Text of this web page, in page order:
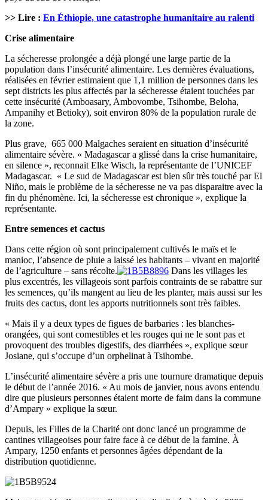
>> Lire : En Éthiopie, une catastrophe humanitaire au ralenti
Crise alimentaire
La sécheresse prolongée a déjà plongé une large partie de la
population dans l’insécurité alimentaire. Les dernières évaluations,
réalisées en février estimaient que 1,1 million de personnes dans les
sept districts les plus affectés par la sécheresse étaient touchées par
cette insécurité (Amboasary, Ambovombe, Tsihombe, Beloha,
Ampanihy et Betioky), soit environ 80% de la population rurale de
la zone.
Plus grave, 665 000 Malgaches seraient en situation d’insécurité
alimentaire sévère. « Madagascar a glissé dans la crise humanitaire,
en silence », reconnait Elke Wisch, la représentante de l’UNICEF
Madagascar. « Le sud de Madagascar est bien sûr très touché par El
Niño, mais le problème de la sécheresse ne va pas disparaitre avec la
fin du phénomène. Ici, la sécheresse est chronique », explique la
représentante.
Entre semences et cactus
Dans cette région où sont principalement cultivés le maïs et le
manioc, l’absence de pluie a laissé les habitants – vivant en majorité
de l’agriculture – sans récolte.
Dans les villages les
plus excentrés, les villageois sont parfois contraints de se rabattre sur
les semences, qu’ils mangent au lieu de les planter, mais aussi sur les
fruits des cactus, dont les apports nutritionnels sont très faibles.
« Mais il y a deux types de figues de barbaries : les blanches-
orangées, qui sont comestibles et les rouges qui ne le sont pas et
provoquent des troubles digestifs, des diarrhées », explique sœur
Josiane, qui s’occupe d’un orphelinat à Tsihombe.
L’insécurité alimentaire sévère a pris une tournure dramatique depuis
le début de l’année 2016. « Au mois de janvier, nous avons entendu
dire que plusieurs personnes étaient morte de faim dans la commune
d’Ampary » explique la sœur.
Depuis, les Filles de la Charité ont donc lancé un programme de
cantines villageoises pour faire face à ce début de la famine. À
Ampary, 1250 enfants et personnes âgées dépendant de la
distribution quotidienne.